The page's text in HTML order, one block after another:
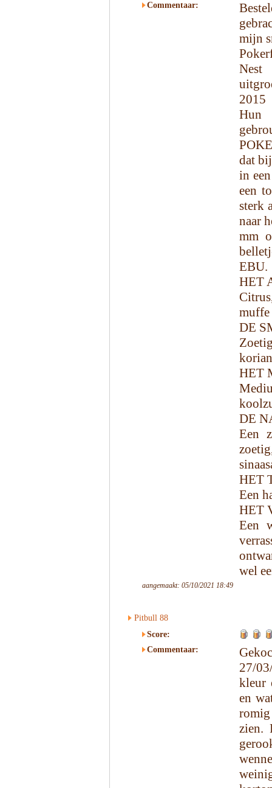
Commentaar:
mijn
2015
Hun
dat
in
een
sterk
naar
mm
EBU.
HET
muffe
DE
HET
DE
Een
HET
Een
HET
Een
wel
aangemaakt: 05/10/2021 18:49
Pitbull 88
Score:
Commentaar:
27/
kleur
en
romig
zien.